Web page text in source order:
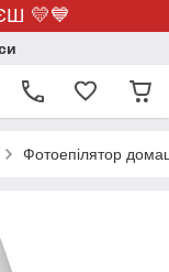
💛💙
Фотоепілятор